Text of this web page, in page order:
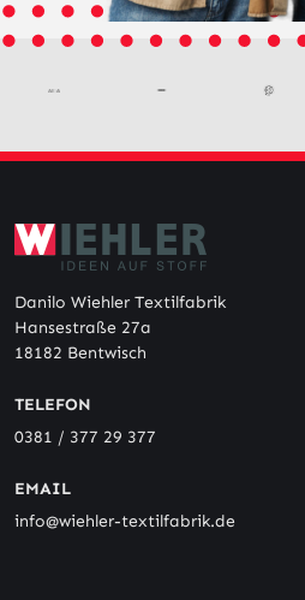
Danilo Wiehler Textilfabrik
Hansestraße 27a
18182 Bentwisch
TELEFON
0381 / 377 29 377
EMAIL
info@wiehler-textilfabrik.de